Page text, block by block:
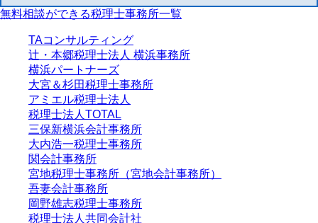
無料相談ができる税理士事務所一覧
TAコンサルティング
辻・本郷税理士法人 横浜事務所
横浜パートナーズ
大宮＆杉田税理士事務所
アミエル税理士法人
税理士法人TOTAL
三保新横浜会計事務所
大内浩一税理士事務所
関会計事務所
宮地税理士事務所（宮地会計事務所）
吾妻会計事務所
岡野雄志税理士事務所
税理士法人共同会計社